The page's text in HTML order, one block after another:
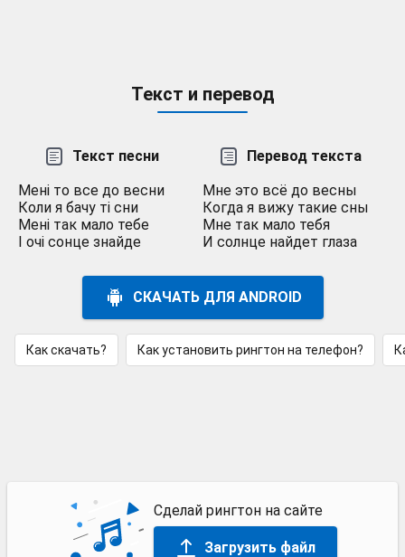
Текст и перевод
Текст песни
Перевод текста
Мені то все до весни
Коли я бачу ті сни
Мені так мало тебе
І очі сонце знайде
Мне это всё до весны
Когда я вижу такие сны
Мне так мало тебя
И солнце найдет глаза
СКАЧАТЬ ДЛЯ ANDROID
Как скачать? Как установить рингтон на телефон?
Сделай рингтон на сайте
Загрузить файл